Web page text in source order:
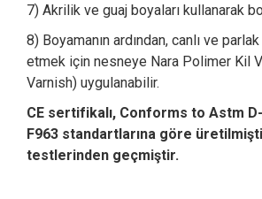
7) Akrilik ve guaj boyaları kullanarak
8) Boyamanın ardından, canlı ve
etmek için nesneye Nara Polimer Kil
Varnish) uygulanabilir.
CE sertifikalı, Conforms to Astm
F963 standartlarına göre
testlerinden geçmiştir.